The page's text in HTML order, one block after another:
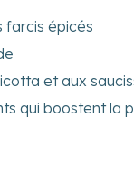
farcis épicés
et aux
qui boostent la